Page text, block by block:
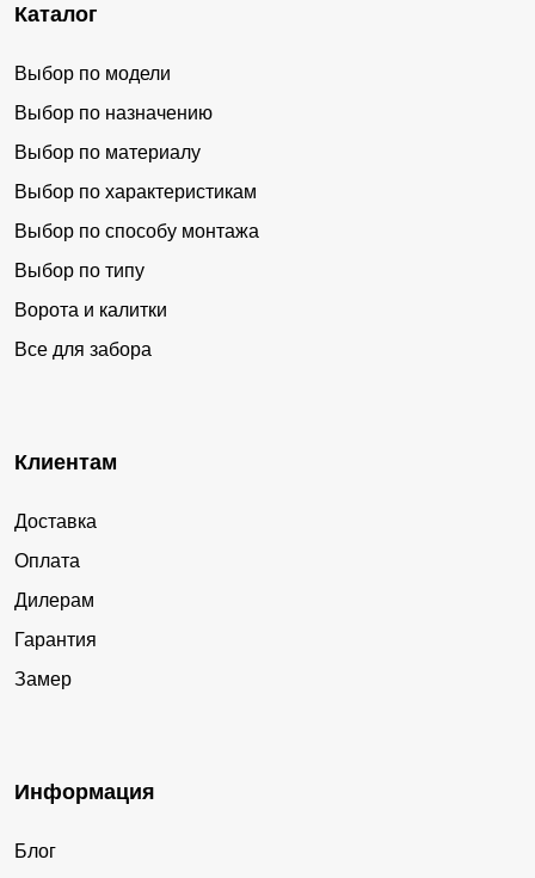
Каталог
Выбор по модели
Выбор по назначению
Выбор по материалу
Выбор по характеристикам
Выбор по способу монтажа
Выбор по типу
Ворота и калитки
Все для забора
Клиентам
Доставка
Оплата
Дилерам
Гарантия
Замер
Информация
Блог